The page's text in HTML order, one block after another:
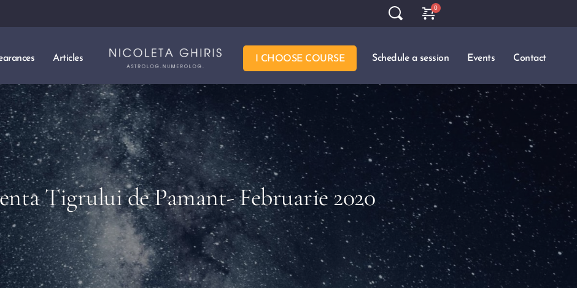
Articles I CHOOSE COURSE Schedule a session Events Contact
Tigrului de Pamant- Februarie 2020